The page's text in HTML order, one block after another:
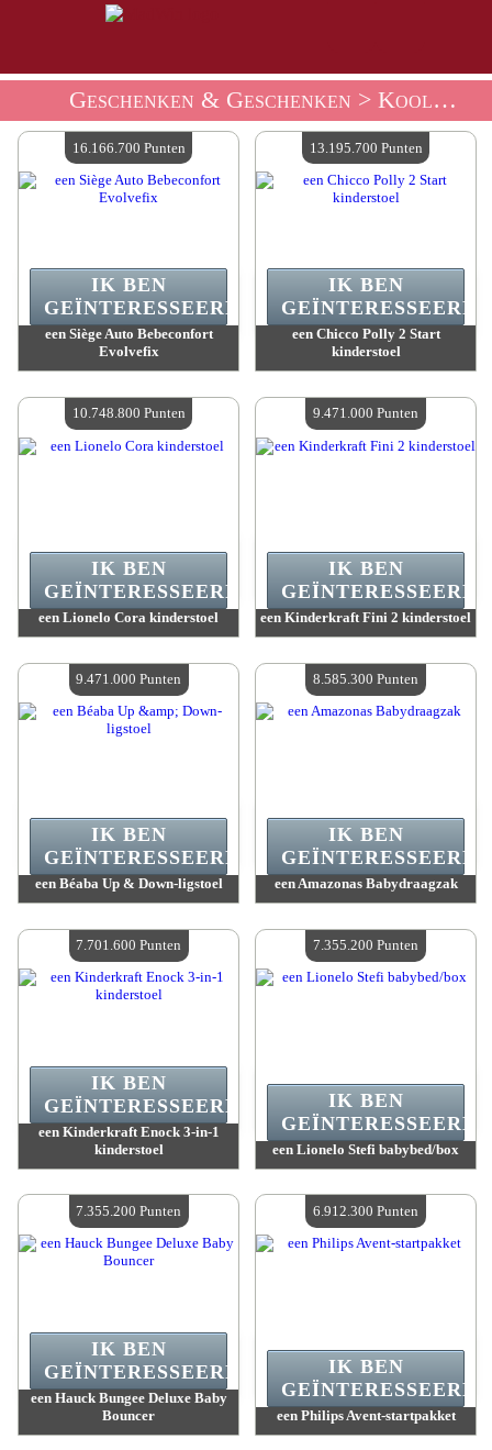
Geschenken & Geschenken > Koolspanen Cadeauwinkel
een Siège Auto Bebeconfort
Evolvefix
Beschikbare hoeveelheid :4
IK BEN
GEÏNTERESSEERD.
16.166.700 Punten
een Chicco Polly 2 Start
kinderstoel
Beschikbare hoeveelheid :4
IK BEN
GEÏNTERESSEERD.
13.195.700 Punten
een Lionelo Cora kinderstoel
Beschikbare hoeveelheid :4
IK BEN
GEÏNTERESSEERD.
10.748.800 Punten
een Kinderkraft Fini 2 kinderstoel
Beschikbare hoeveelheid :4
IK BEN
GEÏNTERESSEERD.
9.471.000 Punten
een Béaba Up & Down-ligstoel
Beschikbare hoeveelheid :4
IK BEN
GEÏNTERESSEERD.
9.471.000 Punten
een Amazonas Babydraagzak
Beschikbare hoeveelheid :4
IK BEN
GEÏNTERESSEERD.
8.585.300 Punten
een Kinderkraft Enock 3-in-1
kinderstoel
Beschikbare hoeveelheid :4
IK BEN
GEÏNTERESSEERD.
7.701.600 Punten
een Lionelo Stefi babybed/box
Beschikbare hoeveelheid :4
IK BEN
GEÏNTERESSEERD.
7.355.200 Punten
een Hauck Bungee Deluxe Baby
Bouncer
IK BEN
GEÏNTERESSEERD.
7.355.200 Punten
een Philips Avent-startpakket
IK BEN
GEÏNTERESSEERD.
6.912.300 Punten